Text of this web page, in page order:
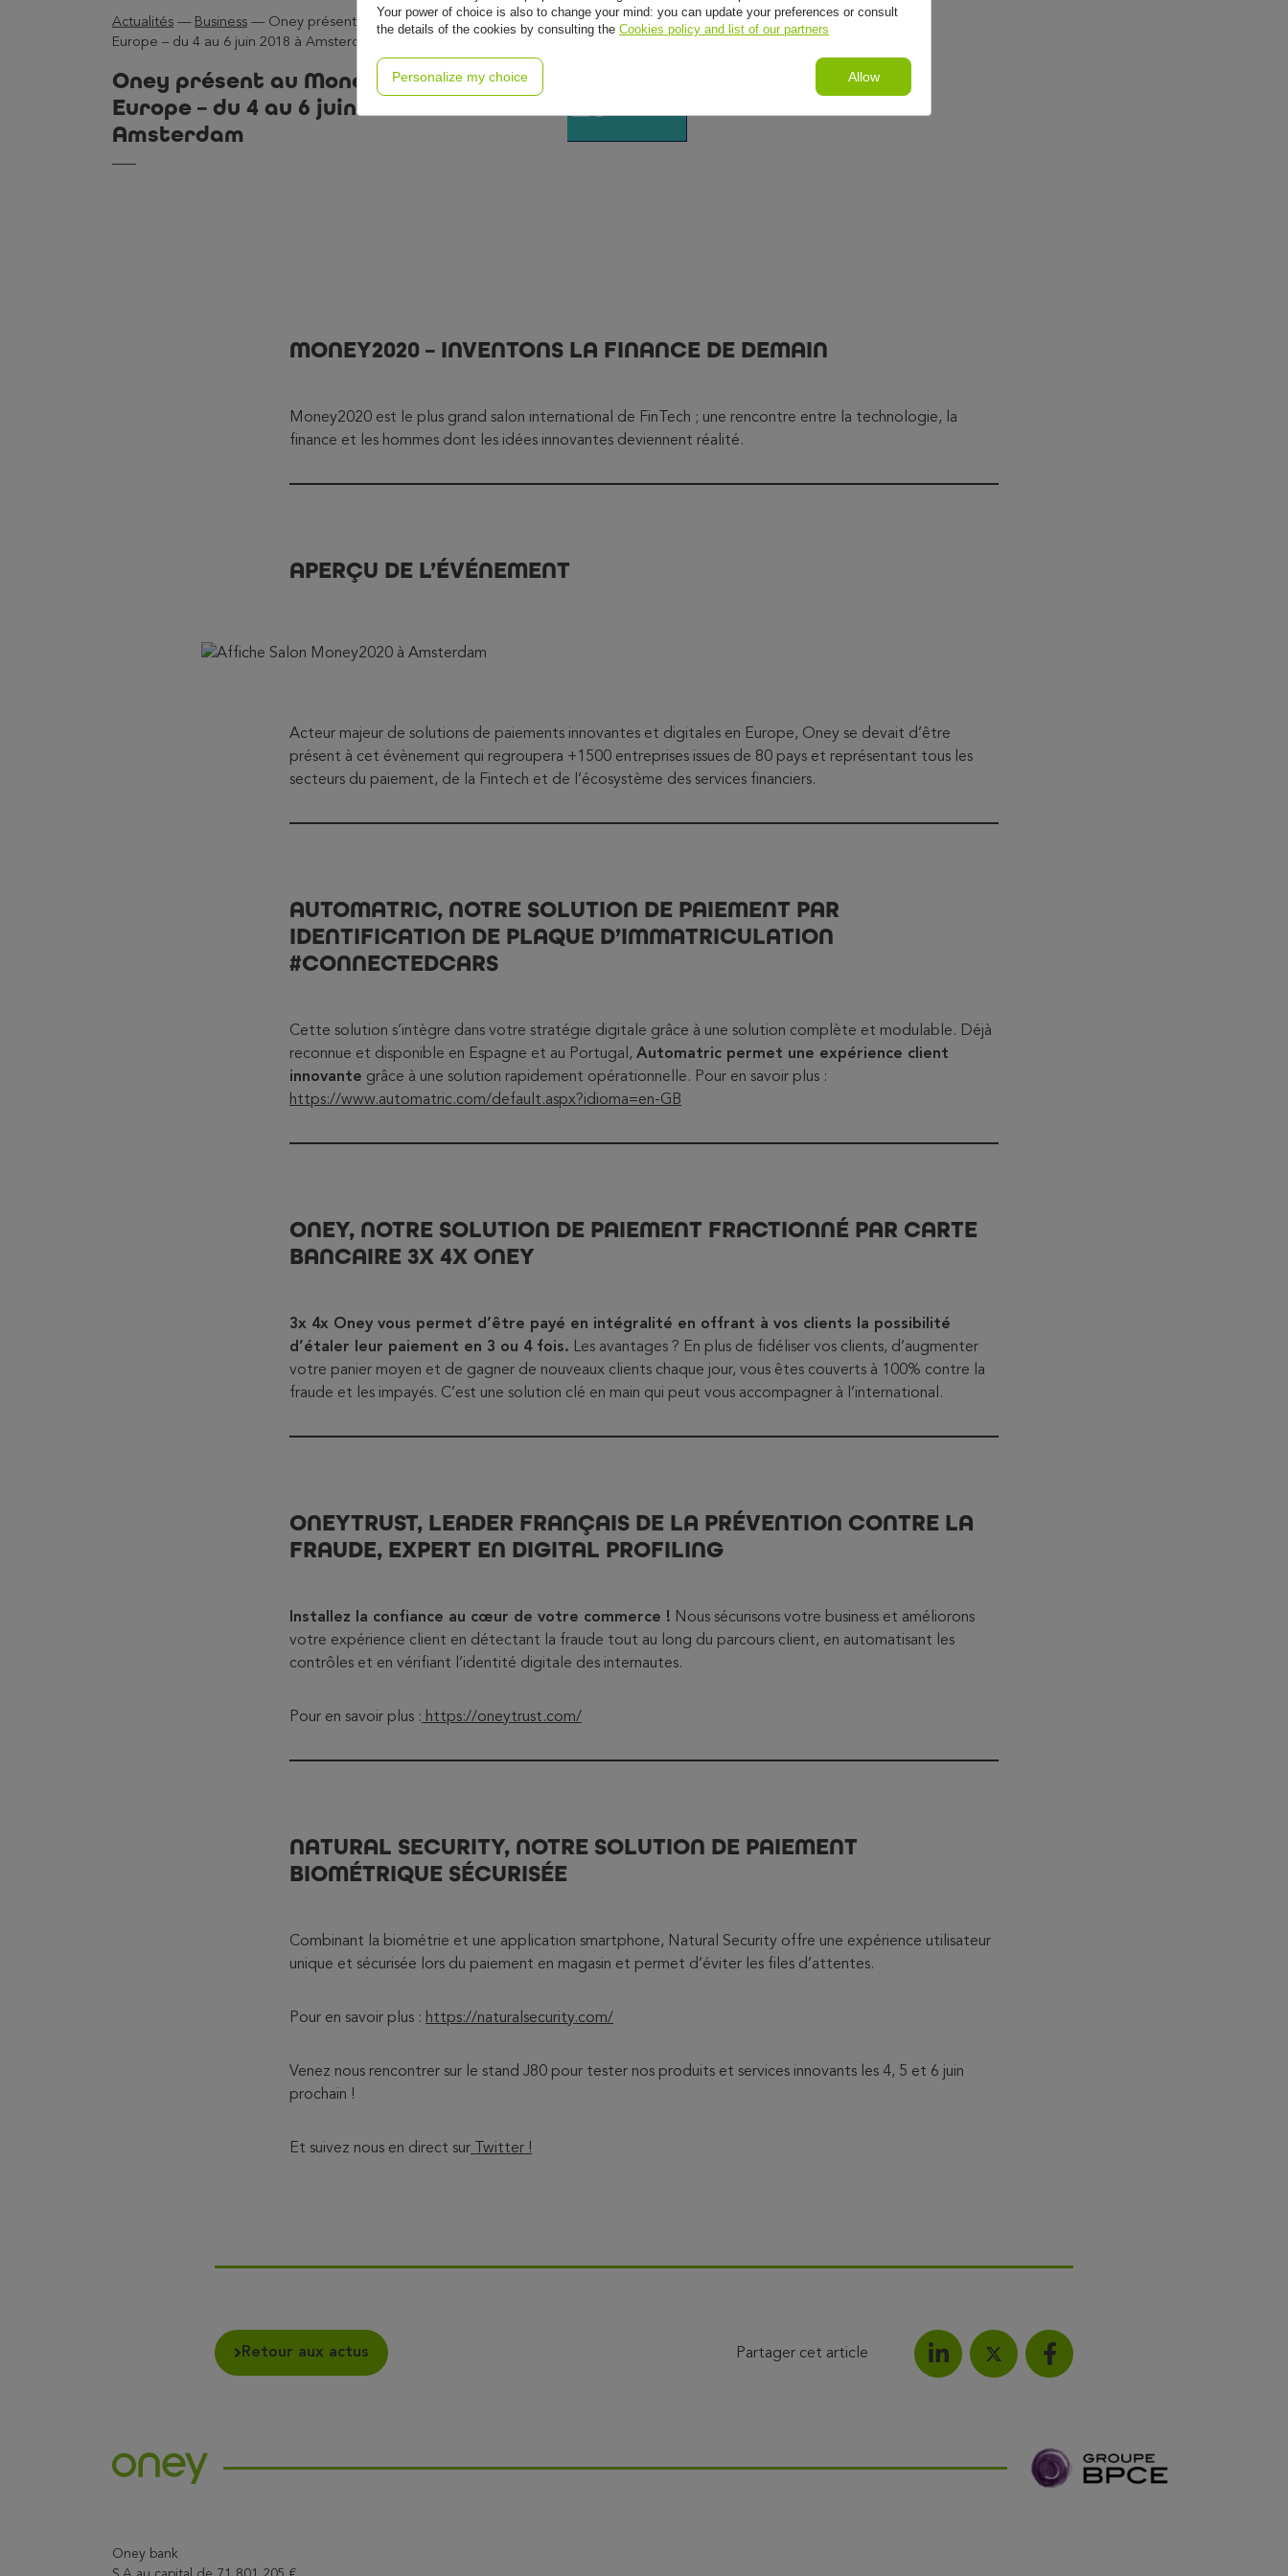
Actualités — Business — Oney présent au Money2020
Europe – du 4 au 6 juin 2018 à Amsterdam
Oney présent au Money2020
Europe – du 4 au 6 juin 2018 à
Amsterdam
MONEY2020 – INVENTONS LA FINANCE DE DEMAIN
Money2020 est le plus grand salon international de FinTech ; une rencontre entre la technologie, la
finance et les hommes dont les idées innovantes deviennent réalité.
APERÇU DE L’ÉVÉNEMENT
Acteur majeur de solutions de paiements innovantes et digitales en Europe, Oney se devait d’être
présent à cet évènement qui regroupera +1500 entreprises issues de 80 pays et représentant tous les
secteurs du paiement, de la Fintech et de l’écosystème des services financiers.
AUTOMATRIC, NOTRE SOLUTION DE PAIEMENT PAR
IDENTIFICATION DE PLAQUE D’IMMATRICULATION
#CONNECTEDCARS
Cette solution s’intègre dans votre stratégie digitale grâce à une solution complète et modulable. Déjà
reconnue et disponible en Espagne et au Portugal, Automatric permet une expérience client
innovante grâce à une solution rapidement opérationnelle. Pour en savoir plus :
https://www.automatric.com/default.aspx?idioma=en-GB
ONEY, NOTRE SOLUTION DE PAIEMENT FRACTIONNÉ PAR CARTE
BANCAIRE 3X 4X ONEY
3x 4x Oney vous permet d’être payé en intégralité en offrant à vos clients la possibilité
d’étaler leur paiement en 3 ou 4 fois. Les avantages ? En plus de fidéliser vos clients, d’augmenter
votre panier moyen et de gagner de nouveaux clients chaque jour, vous êtes couverts à 100% contre la
fraude et les impayés. C’est une solution clé en main qui peut vous accompagner à l’international.
ONEYTRUST, LEADER FRANÇAIS DE LA PRÉVENTION CONTRE LA
FRAUDE, EXPERT EN DIGITAL PROFILING
Installez la confiance au cœur de votre commerce ! Nous sécurisons votre business et améliorons
votre expérience client en détectant la fraude tout au long du parcours client, en automatisant les
contrôles et en vérifiant l’identité digitale des internautes.
Pour en savoir plus : https://oneytrust.com/
NATURAL SECURITY, NOTRE SOLUTION DE PAIEMENT
BIOMÉTRIQUE SÉCURISÉE
Combinant la biométrie et une application smartphone, Natural Security offre une expérience utilisateur
unique et sécurisée lors du paiement en magasin et permet d’éviter les files d’attentes.
Pour en savoir plus : https://naturalsecurity.com/
Venez nous rencontrer sur le stand J80 pour tester nos produits et services innovants les 4, 5 et 6 juin
prochain !
Et suivez nous en direct sur Twitter !
Retour aux actus Partager cet article
Partagez l'article sur LinkedIn
Partagez l'article sur
Oney bank
Your power of choice is also to change your mind: you can update your preferences or consult
the details of the cookies by consulting the Cookies policy and list of our partners
Personalize my choice Allow